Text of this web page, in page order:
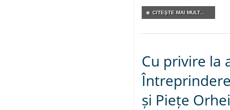
CITEŞTE MAI MULT...
Cu privire la
și Piețe